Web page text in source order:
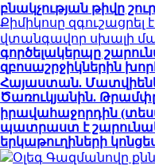
բնակչության թիվը
Քիմիկոսը զգուշացրել
վտանգավոր սխալի
գործելակերպը
զբոսաշրջիկներին
Հայաստան.
Ծառուկյանին.
իրավահաջորդին
պատրաստ է
երկաթուղիների
Օլեգ Գազմանովը